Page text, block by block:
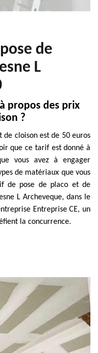
de
L
propos des prix
?
de cloison est de 50 euros
que ce tarif est donné à
vous avez à engager
de matériaux que vous
de pose de placo et de
L Archeveque, dans le
Entreprise CE, un
la concurrence.